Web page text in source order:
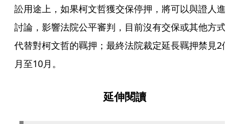
訟用途上，如果柯文哲獲交保停押，將可以與證人進
討論，影響法院公平審判，目前沒有交保或其他方式
代替對柯文哲的羈押；最終法院裁定延長羈押禁見2
月至10月。
延伸閱讀